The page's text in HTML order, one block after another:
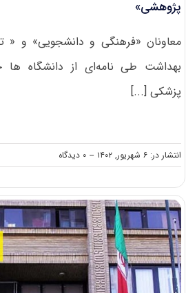
پژوهشی»
معاونان «فرهنگی و دانشجویی» و «
بهداشت طی نامه‌ای از دانشگاه ها
پزشکی [...]
انتشار در: ۶ شهریور, ۱۴۰۲ -- ۰ دیدگاه
on
بکارگیری
علوم
پزشکی
نخبه
به
عنوان
«همکار
پژوهشی»